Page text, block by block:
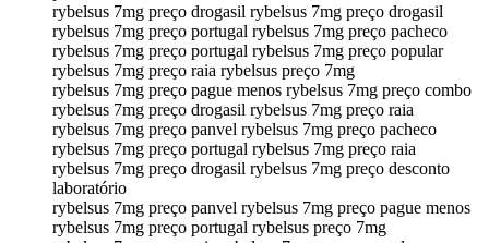
rybelsus 7mg preço drogasil rybelsus 7mg preço drogasil
rybelsus 7mg preço portugal rybelsus 7mg preço pacheco
rybelsus 7mg preço portugal rybelsus 7mg preço popular
rybelsus 7mg preço raia rybelsus preço 7mg
rybelsus 7mg preço pague menos rybelsus 7mg preço combo
rybelsus 7mg preço drogasil rybelsus 7mg preço raia
rybelsus 7mg preço panvel rybelsus 7mg preço pacheco
rybelsus 7mg preço portugal rybelsus 7mg preço raia
rybelsus 7mg preço drogasil rybelsus 7mg preço desconto
laboratório
rybelsus 7mg preço panvel rybelsus 7mg preço pague menos
rybelsus 7mg preço portugal rybelsus preço 7mg